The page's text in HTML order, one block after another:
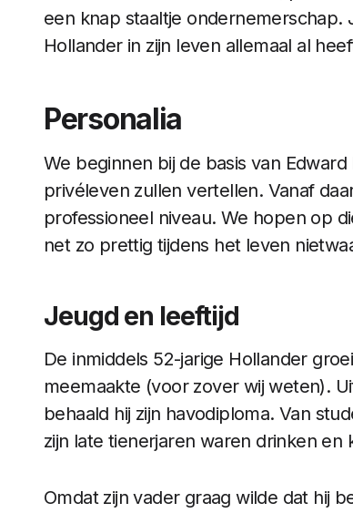
een knap staaltje ondernemerschap.
Hollander in zijn leven allemaal al
Personalia
We beginnen bij de basis van
privéleven zullen vertellen. Vanaf
professioneel niveau. We hopen op
net zo prettig tijdens het leven
Jeugd en leeftijd
De inmiddels 52-jarige Hollander
meemaakte (voor zover wij weten).
behaald hij zijn havodiploma. Van
zijn late tienerjaren waren drinken
Omdat zijn vader graag wilde dat hij